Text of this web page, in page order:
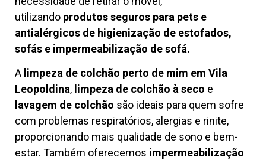
utilizando produtos seguros para pets e
antialérgicos de higienização de estofados,
sofás e impermeabilização de sofá.
A limpeza de colchão perto de mim em Vila
Leopoldina, limpeza de colchão à seco e
lavagem de colchão são ideais para quem sofre
com problemas respiratórios, alergias e rinite,
proporcionando mais qualidade de sono e bem-
estar. Também oferecemos impermeabilização